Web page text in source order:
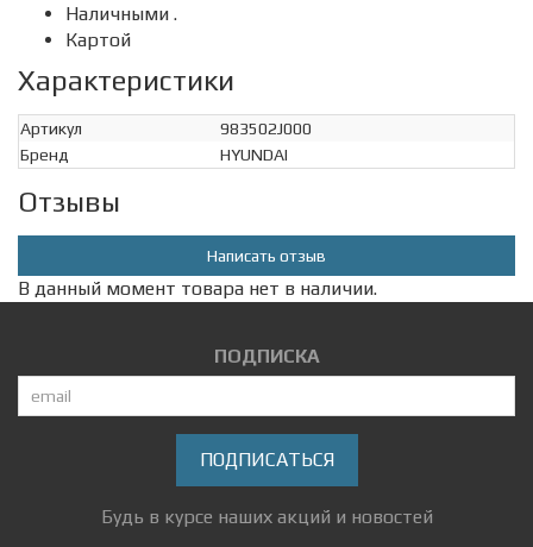
Наличными .
Картой
Характеристики
Артикул
983502J000
Бренд
HYUNDAI
Отзывы
Написать отзыв
В данный момент товара нет в наличии.
ПОДПИСКА
ПОДПИСАТЬСЯ
Будь в курсе наших акций и новостей